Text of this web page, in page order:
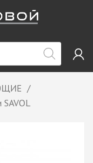
SAVOL